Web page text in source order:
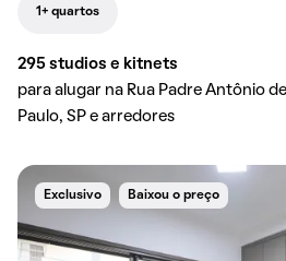
1+ quartos
295 studios e kitnets
para alugar na Rua Padre Antônio
Paulo, SP e arredores
Exclusivo Baixou o preço